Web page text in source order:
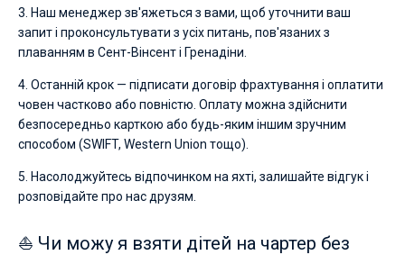
3. Наш менеджер зв'яжеться з вами, щоб уточнити ваш
запит і проконсультувати з усіх питань, пов'язаних з
плаванням в Сент-Вінсент і Гренадіни.
4. Останній крок — підписати договір фрахтування і оплатити
човен частково або повністю. Оплату можна здійснити
безпосередньо карткою або будь-яким іншим зручним
способом (SWIFT, Western Union тощо).
5. Насолоджуйтесь відпочинком на яхті, залишайте відгук і
розповідайте про нас друзям.
⛵ Чи можу я взяти дітей на чартер без